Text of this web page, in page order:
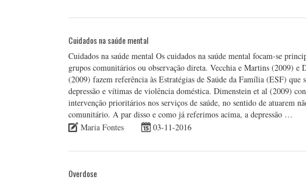
Cuidados na saúde mental
Cuidados na saúde mental Os cuidados na saúde mental focam-se
grupos comunitários ou observação direta. Vecchia e Martins (2009)
(2009) fazem referência às Estratégias de Saúde da Família (ESF)
depressão e vítimas de violência doméstica. Dimenstein et al (2009)
intervenção prioritários nos serviços de saúde, no sentido de atuarem
comunitário. A par disso e como já referimos acima, a depressão …
Maria Fontes
03-11-2016
Overdose